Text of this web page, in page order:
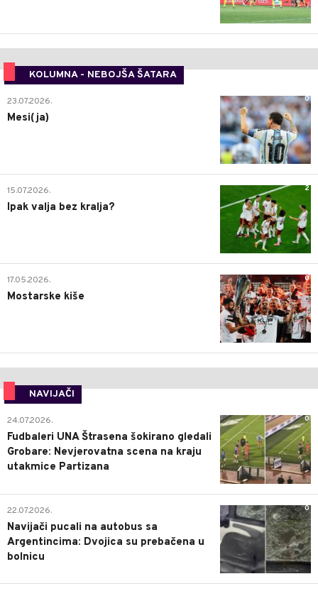
KOLUMNA - NEBOJŠA ŠATARA
0
23.07.2026.
Mesi(ja)
2
15.07.2026.
Ipak valja bez kralja?
0
17.05.2026.
Mostarske kiše
NAVIJAČI
0
24.07.2026.
Fudbaleri UNA Štrasena šokirano gledali
Grobare: Nevjerovatna scena na kraju
utakmice Partizana
0
22.07.2026.
Navijači pucali na autobus sa
Argentincima: Dvojica su prebačena u
bolnicu